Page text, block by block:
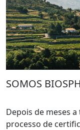
SOMOS
Depois de meses
processo de